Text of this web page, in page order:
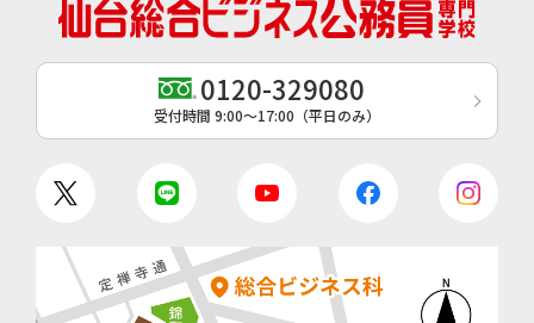
0120-329080
受付時間 9:00〜17:00（平日のみ）